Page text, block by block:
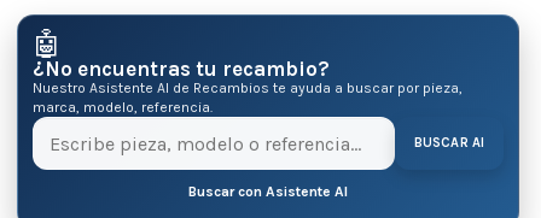
🤖
¿No encuentras tu recambio?
Nuestro Asistente AI de Recambios te ayuda a buscar por pieza,
marca, modelo, referencia.
BUSCAR AI
Buscar con Asistente AI